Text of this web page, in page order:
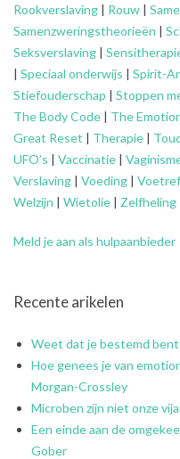
Rookverslaving | Rouw |
Samenzweringstheorieën |
Seksverslaving |
| Speciaal onderwijs | Spirit-
Stiefouderschap | Stoppen
The Body Code | The
Great Reset | Therapie |
UFO’s | Vaccinatie |
Verslaving | Voeding |
Welzijn | Wietolie | Zelfheling
Meld je aan als hulpaanbieder
Recente arikelen
Weet dat je bestemd
Hoe genees je van
Morgan-Crossley
Microben zijn niet onze
Een einde aan de
Gober